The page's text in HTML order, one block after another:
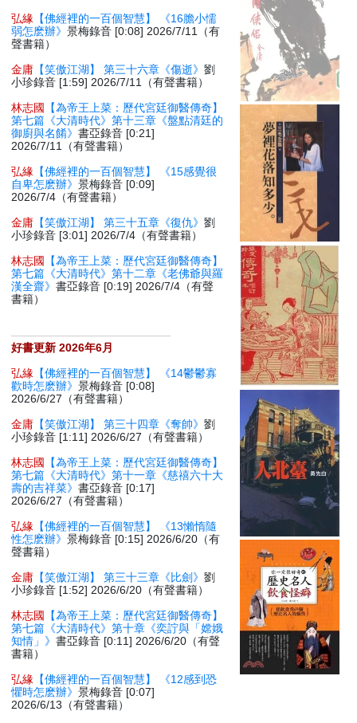
弘緣 【佛經裡的一百個智慧】 《16膽小懦
弱怎麽辦》景梅錄音 [0:08] 2026/7/11（有
聲書籍）
金庸 【笑傲江湖】 第三十六章《傷逝》劉
小珍錄音 [1:59] 2026/7/11（有聲書籍）
林志國
【為帝王上菜：歷代宮廷御醫傳奇】
第七篇《大清時代》第十三章《盤點清廷的
御廚與名餚》書亞錄音 [0:21]
2026/7/11（有聲書籍）
弘緣 【佛經裡的一百個智慧】 《15感覺很
自卑怎麽辦》景梅錄音 [0:09]
2026/7/4（有聲書籍）
金庸 【笑傲江湖】 第三十五章《復仇》劉
小珍錄音 [3:01] 2026/7/4（有聲書籍）
林志國
【為帝王上菜：歷代宮廷御醫傳奇】
第七篇《大清時代》第十二章《老佛爺與羅
漢全齋》書亞錄音 [0:19] 2026/7/4（有聲
書籍）
好書更新 2026年6月
弘緣 【佛經裡的一百個智慧】 《14鬱鬱寡
歡時怎麽辦》景梅錄音 [0:08]
2026/6/27（有聲書籍）
金庸 【笑傲江湖】 第三十四章《奪帥》劉
小珍錄音 [1:11] 2026/6/27（有聲書籍）
林志國
【為帝王上菜：歷代宮廷御醫傳奇】
第七篇《大清時代》第十一章《慈禧六十大
壽的吉祥菜》書亞錄音 [0:17]
2026/6/27（有聲書籍）
弘緣 【佛經裡的一百個智慧】 《13懶惰隨
性怎麽辦》景梅錄音 [0:15] 2026/6/20（有
聲書籍）
金庸 【笑傲江湖】 第三十三章《比劍》劉
小珍錄音 [1:52] 2026/6/20（有聲書籍）
林志國
【為帝王上菜：歷代宮廷御醫傳奇】
第七篇《大清時代》第十章《奕詝與「嫦娥
知情」》書亞錄音 [0:11] 2026/6/20（有聲
書籍）
弘緣 【佛經裡的一百個智慧】 《12感到恐
懼時怎麽辦》景梅錄音 [0:07]
2026/6/13（有聲書籍）